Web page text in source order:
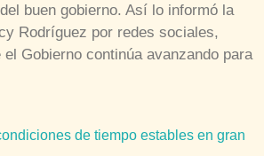
buen gobierno. Así lo informó la
Rodríguez por redes sociales,
Gobierno continúa avanzando para
de tiempo estables en gran